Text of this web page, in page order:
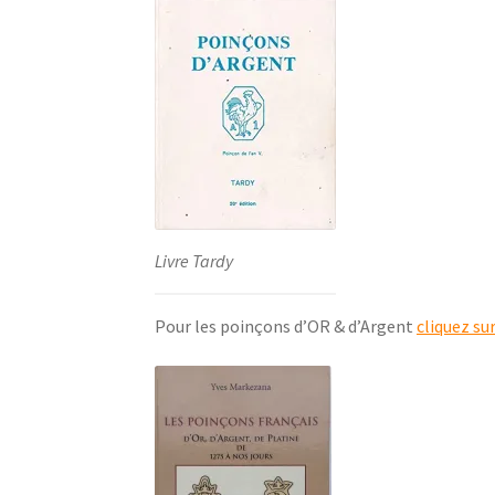
Livre Tardy
Pour les poinçons d’OR & d’Argentcliquez